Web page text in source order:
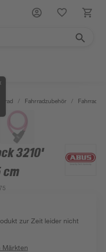
/ Fahrradzubehör /
3210'
zur Zeit leider nicht
Märkten